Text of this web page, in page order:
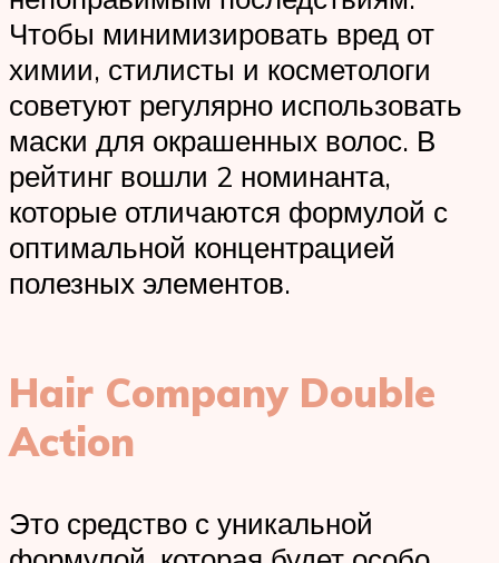
Чтобы минимизировать вред от
химии, стилисты и косметологи
советуют регулярно использовать
маски для окрашенных волос. В
рейтинг вошли 2 номинанта,
которые отличаются формулой с
оптимальной концентрацией
полезных элементов.
Hair Company Double
Action
Это средство с уникальной